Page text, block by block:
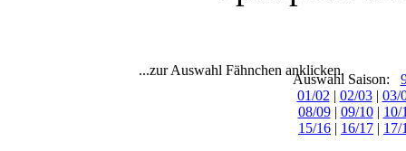
...zur Auswahl Fähnchen anklicken.
Auswahl Saison:
01/02 | 02/03| 03/
08/09| 09/10| 10/
15/16 | 16/17 | 17/